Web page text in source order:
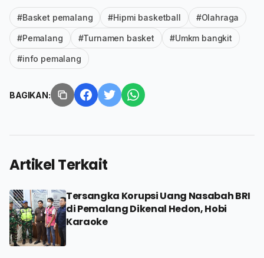
#Basket pemalang #Hipmi basketball #Olahraga
#Pemalang #Turnamen basket #Umkm bangkit
#info pemalang
BAGIKAN:
Artikel Terkait
Tersangka Korupsi Uang Nasabah BRI
di Pemalang Dikenal Hedon, Hobi
Karaoke